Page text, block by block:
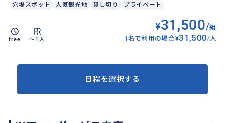
穴場スポット
人気観光地 貸し切り プライベート
free 〜1人
¥31,500/組
1名で利用の場合¥31,500/人
日程を選択する